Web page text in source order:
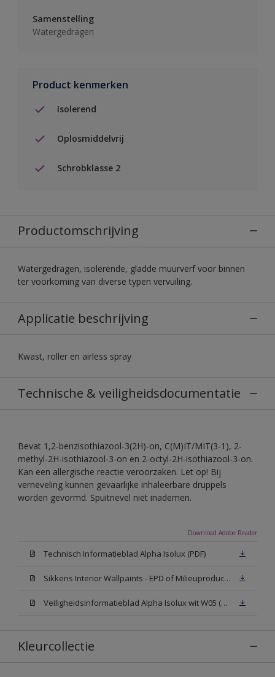
Samenstelling
Watergedragen
Product kenmerken
Isolerend
Oplosmiddelvrij
Schrobklasse 2
Productomschrijving
Watergedragen, isolerende, gladde muurverf voor binnen
ter voorkoming van diverse typen vervuiling.
Applicatie beschrijving
Kwast, roller en airless spray
Technische & veiligheidsdocumentatie
Bevat 1,2-benzisothiazool-3(2H)-on, C(M)IT/MIT(3-1), 2-
methyl-2H-isothiazool-3-on en 2-octyl-2H-isothiazool-3-on.
Kan een allergische reactie veroorzaken. Let op! Bij
verneveling kunnen gevaarlijke inhaleerbare druppels
worden gevormd. Spuitnevel niet inademen.
Download Adobe Reader
Technisch Informatieblad Alpha Isolux (PDF)
Sikkens Interior Wallpaints - EPD of Milieuproductverklaring
Veiligheidsinformatieblad Alpha Isolux wit W05 (SDS)
Kleurcollectie